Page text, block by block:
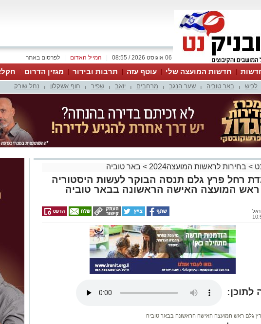
לפרסום באתר המייל האדום 06 אוגוסט 2026 / 08:55
חדשות המועצה שלי עוטף עזה תרבות ובידור מגזין הדרום
לוח טיפים והמלצות לכיש באר טוביה שער הנגב מרחבים יואב שפיר חוף אשקלון נחל שורק
> בחירות לראשות המועצה2024 > באר טוביה
רחל פרץ גלם תנסה הבוקר לעשות היסטוריה
ראש המועצה האישה הראשונה בבאר טוביה
לתוכן:
גלם ראש המועצה האישה הראשונה בבאר טוביה